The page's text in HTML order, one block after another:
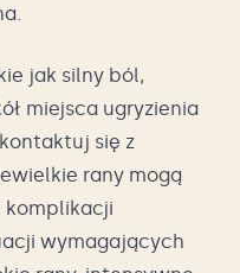
jak silny ból,
miejsca ugryzienia
się z
rany mogą
komplikacji
wymagających